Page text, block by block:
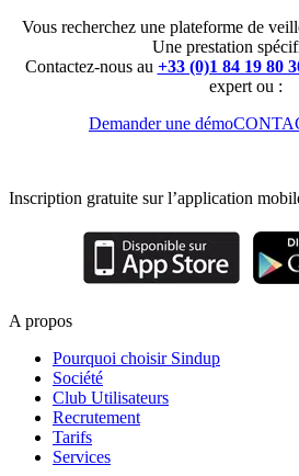
Vous recherchez une plateforme de
Une prestation
Contactez-nous au +33 (0)1 84 19 80
expert ou :
Demander une démo
Inscription gratuite sur l’application
A propos
Pourquoi choisir Sindup
Société
Club Utilisateurs
Recrutement
Tarifs
Services